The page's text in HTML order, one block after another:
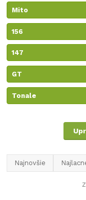
Mito
156
147
GT
Tonale
Najnovšie